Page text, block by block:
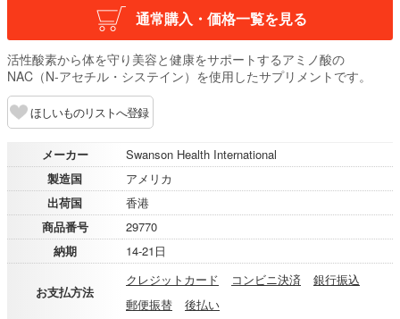
通常購入・価格一覧を見る
活性酸素から体を守り美容と健康をサポートするアミノ酸の
NAC（N-アセチル・システイン）を使用したサプリメントです。
ほしいものリストへ登録
メーカー
Swanson Health International
製造国
アメリカ
出荷国
香港
商品番号
29770
納期
14-21日
お支払方法
クレジットカード コンビニ決済
銀行振込
郵便振替
後払い